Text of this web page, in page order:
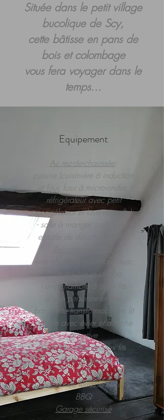
Située dans le petit village
bucolique de Scy,
cette bâtisse en pans de
bois et colombage
vous fera voyager dans le
temps...
Equipement
Au rez-de-chaussée:
cuisine (cuisinière à induction
et four, four à micro-ondes,
réfrigérateur avec petit
congélateur et lave-vaisselle)
- salle à manger, coin salon
et salle de douche et WC.
-une chambre parentale avec
un lit double et lavabo
- une chambre à deux lits
d'une personne et une
banquette transformable en lit
double avec évier et douche
privative
- une chambre à deux lits
d'une personne
-WC
Jardinavec terrasse et coin
BBQ
Garage sécurisé